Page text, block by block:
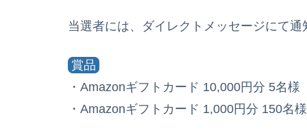
当選者には、ダイレクトメッセージにて通
賞品
・Amazonギフトカード 10,000円分 5名様
・Amazonギフトカード 1,000円分 150名様